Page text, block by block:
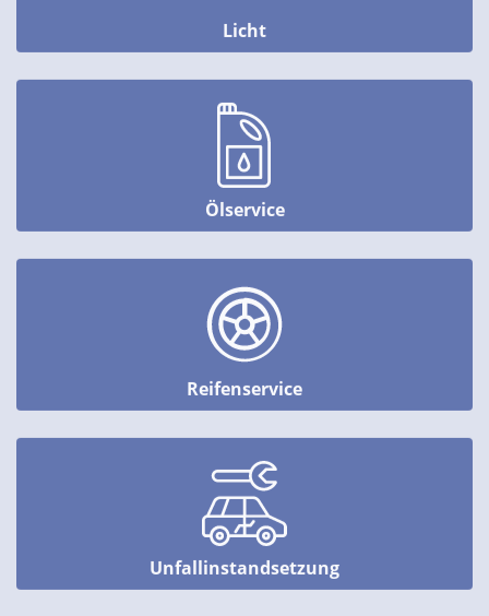
Licht
Ölservice
Reifenservice
Unfallinstandsetzung